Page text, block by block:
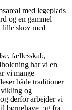
med legeplads
og en gammel
lille skov med
fællesskab,
har vi en
vi mange
både traditioner
og
derfor arbejder vi
børnehave, og fra